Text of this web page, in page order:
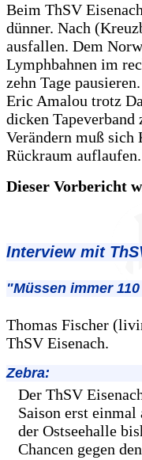
Beim ThSV
dünner. Nach
ausfallen. Dem
Lymphbahnen im
zehn Tage
Eric Amalou trotz
dicken
Verändern muß
Rückraum auflaufen.
Dieser Vorbericht
Interview mit
"Müssen immer
Thomas Fischer
ThSV Eisenach.
Zebra:
Der ThSV
Saison erst
der Ostseehalle
Chancen gegen